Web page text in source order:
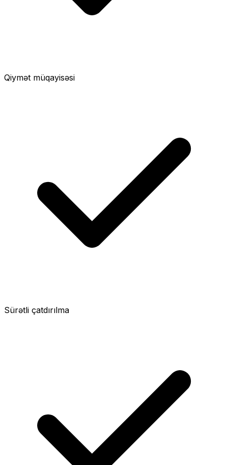
Qiymət müqayisəsi
Sürətli çatdırılma